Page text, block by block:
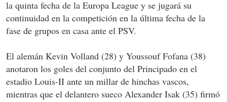
la quinta fecha de la Europa League y se jugará su
continuidad en la competición en la última fecha de la
fase de grupos en casa ante el PSV.
El alemán Kevin Volland (28) y Youssouf Fofana (38)
anotaron los goles del conjunto del Principado en el
estadio Louis-II ante un millar de hinchas vascos,
mientras que el delantero sueco Alexander Isak (35) firmó